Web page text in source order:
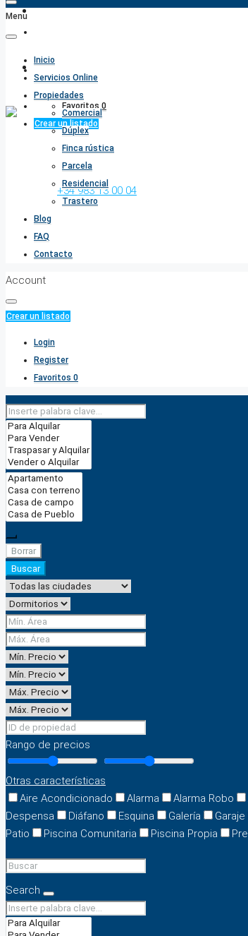
Llámenos: +34 983 13 00 04
Favoritos 0
Crear un listado
Menu
Inicio
Servicios Online
Propiedades
Comercial
Dúplex
Finca rústica
Parcela
Residencial
Trastero
Blog
FAQ
Contacto
Account
Crear un listado
Login
Register
Favoritos 0
Borrar
Buscar
Rango de precios
Otras características
Aire Acondicionado
Alarma Alarma Robo
Despensa
Diáfano Esquina Galería
Patio
Piscina Comunitaria Piscina Propia
Search